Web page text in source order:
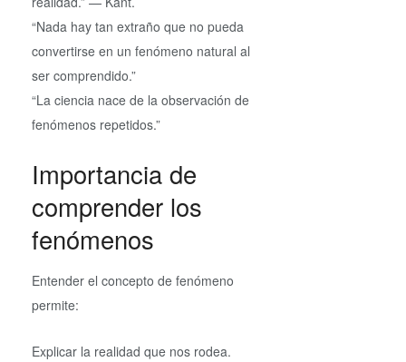
“Nada hay tan extraño que no pueda
convertirse en un fenómeno natural al
ser comprendido.”
“La ciencia nace de la observación de
fenómenos repetidos.”
Importancia de
comprender los
fenómenos
Entender el concepto de fenómeno
permite:
Explicar la realidad que nos rodea.